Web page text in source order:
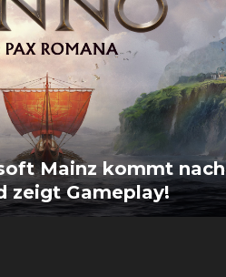
Mainz kommt nach
zeigt Gameplay!